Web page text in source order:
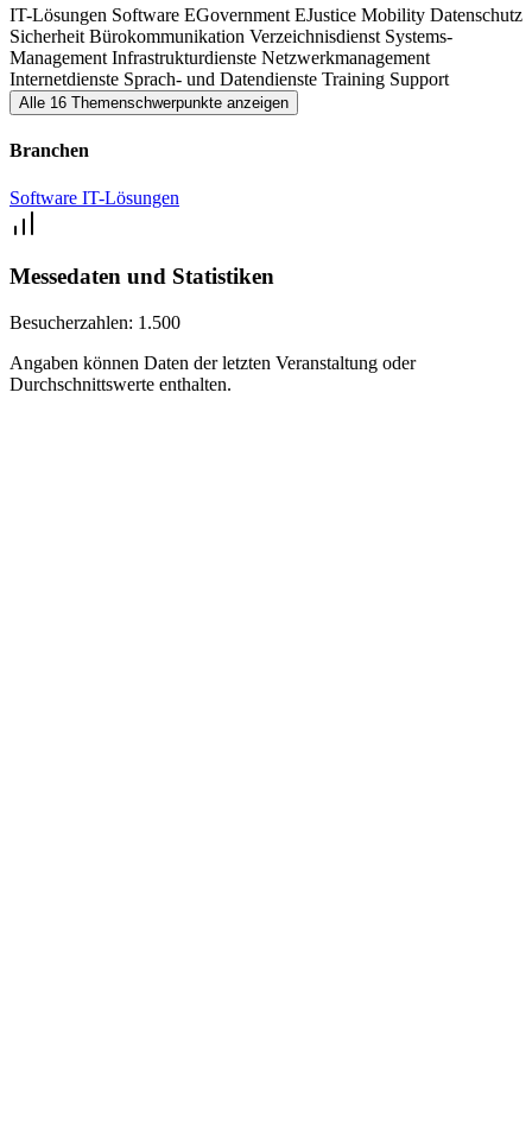
IT-Lösungen Software EGovernment EJustice Mobility Datenschutz
Sicherheit Bürokommunikation Verzeichnisdienst Systems-
Management Infrastrukturdienste Netzwerkmanagement
Internetdienste Sprach- und Datendienste Training Support
Alle 16 Themenschwerpunkte anzeigen
Branchen
Software IT-Lösungen
Messedaten und Statistiken
Besucherzahlen: 1.500
Angaben können Daten der letzten Veranstaltung oder
Durchschnittswerte enthalten.